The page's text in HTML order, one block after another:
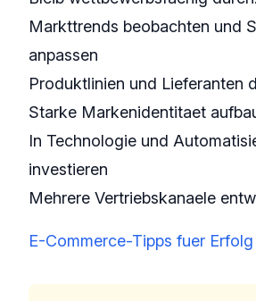
Markttrends beobachten und
anpassen
Produktlinien und Lieferanten
Starke Markenidentitaet
In Technologie und
investieren
Mehrere Vertriebskanaele
E-Commerce-Tipps fuer